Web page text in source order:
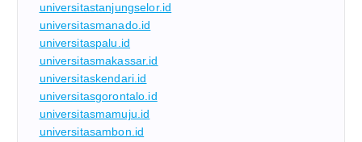
universitastanjungselor.id
universitasmanado.id
universitaspalu.id
universitasmakassar.id
universitaskendari.id
universitasgorontalo.id
universitasmamuju.id
universitasambon.id